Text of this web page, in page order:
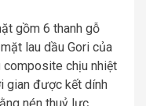
gồm 6 thanh gỗ
lau dầu Gori của
composite chịu nhiệt
gian được kết dính